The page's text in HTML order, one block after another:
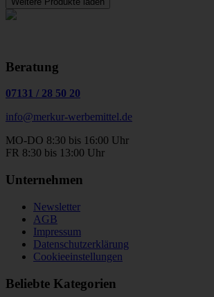
Beratung
07131 / 28 50 20
info@merkur-werbemittel.de
MO-DO 8:30 bis 16:00 Uhr
FR 8:30 bis 13:00 Uhr
Unternehmen
Newsletter
AGB
Impressum
Datenschutzerklärung
Cookieeinstellungen
Beliebte Kategorien